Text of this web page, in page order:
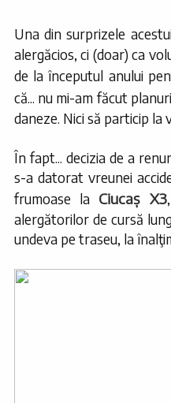
Una din surprizele
alergăcios, ci (doar) ca
de la începutul anului
că... nu mi-am făcut
daneze. Nici să particip
În fapt... decizia de a
s-a datorat vreunei
frumoase la Ciucaș X3
alergătorilor de cursă
undeva pe traseu, la